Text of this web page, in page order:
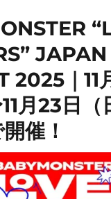
2025｜11
11月23日
催！